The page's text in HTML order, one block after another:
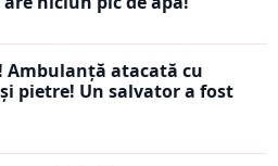
Ambulanță atacată cu
pietre! Un salvator a fost